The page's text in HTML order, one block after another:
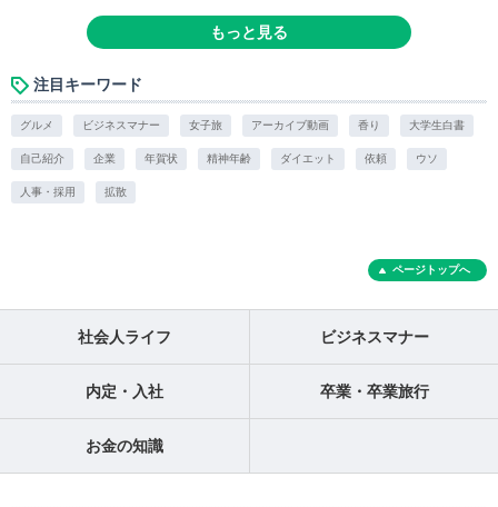
もっと見る
注目キーワード
グルメ ビジネスマナー 女子旅 アーカイブ動画 香り 大学生白書
自己紹介 企業 年賀状 精神年齢 ダイエット 依頼 ウソ
人事・採用 拡散
ページトップへ
社会人ライフ ビジネスマナー
内定・入社 卒業・卒業旅行
お金の知識